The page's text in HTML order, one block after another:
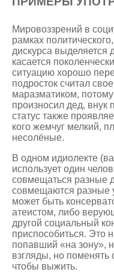
Мировоззрений в
рамках
дискурса выделяется
касается
ситуацию хорошо
подросток считал
маразматиком,
произносил дед,
статус также
кого жемчуг мелкий,
несолёные.
В одном идиолекте
использует один
совмещаться разные
совмещаются разные
может быть
атеистом, либо
другой социальный
приспособиться. Это
попавший «на зону»,
взгляды, но поменять
чтобы выжить.